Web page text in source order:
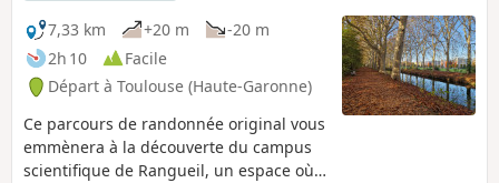
7,33 km
+20 m
-20 m
2h 10
Facile
Départ à Toulouse (Haute-Garonne)
Ce parcours de randonnée original vous
emmènera à la découverte du campus
scientifique de Rangueil, un espace où